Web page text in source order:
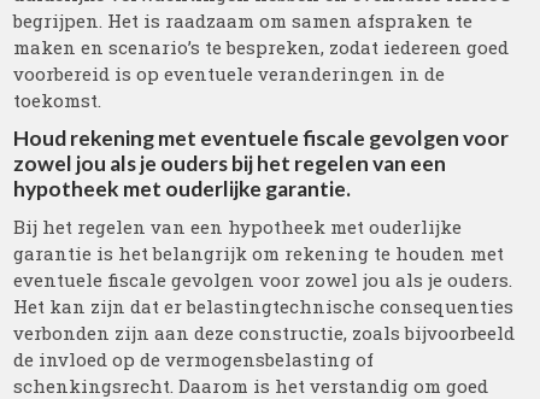
begrijpen. Het is raadzaam om samen afspraken te
maken en scenario’s te bespreken, zodat iedereen goed
voorbereid is op eventuele veranderingen in de
toekomst.
Houd rekening met eventuele fiscale gevolgen voor
zowel jou als je ouders bij het regelen van een
hypotheek met ouderlijke garantie.
Bij het regelen van een hypotheek met ouderlijke
garantie is het belangrijk om rekening te houden met
eventuele fiscale gevolgen voor zowel jou als je ouders.
Het kan zijn dat er belastingtechnische consequenties
verbonden zijn aan deze constructie, zoals bijvoorbeeld
de invloed op de vermogensbelasting of
schenkingsrecht. Daarom is het verstandig om goed